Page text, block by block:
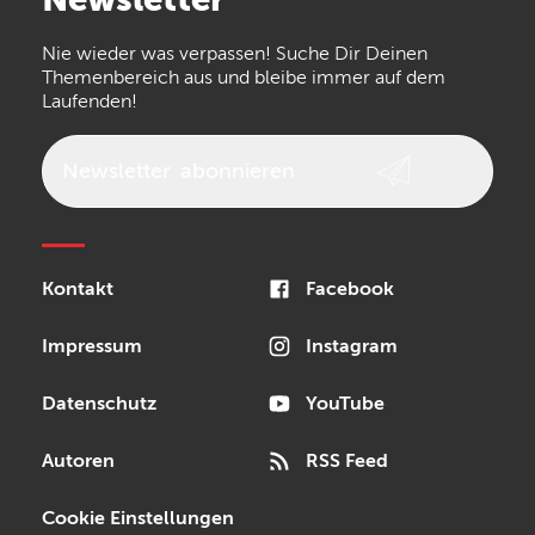
the t.bone
Walrus Audio Epiphone
Nie wieder was verpassen! Suche Dir Deinen
Themenbereich aus und bleibe immer auf dem
Laufenden!
Kontakt
Impressum
Datenschutz
Autoren
Cookie Einstellungen
Facebook
Instagram
YouTube
RSS Feed